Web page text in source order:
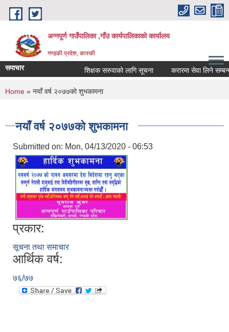
Skip to main content
अन्नपूर्ण गाउँपालिका ,गाँउ कार्यपालिकाको कार्यालय
गण्डकी प्रदेश, कास्की
समाचार शिक्षक सरुवाको लागि सूचना करारमा सेवा लिने सम्बन्धी
You are here
Home » नयाँ वर्ष २०७७को शुभकामना
नयाँ वर्ष २०७७को शुभकामना
Submitted on: Mon, 04/13/2020 - 06:53
प्रकार:
सूचना तथा समाचार
आर्थिक वर्ष:
७६/७७